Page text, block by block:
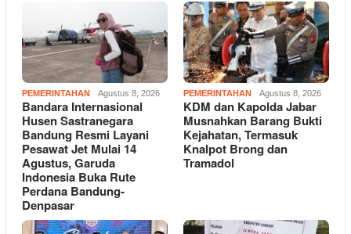
PEMERINTAHAN Agustus 8, 2026
Bandara Internasional
Husen Sastranegara
Bandung Resmi Layani
Pesawat Jet Mulai 14
Agustus, Garuda
Indonesia Buka Rute
Perdana Bandung-
Denpasar
PEMERINTAHAN Agustus 8, 2026
KDM dan Kapolda Jabar
Musnahkan Barang Bukti
Kejahatan, Termasuk
Knalpot Brong dan
Tramadol